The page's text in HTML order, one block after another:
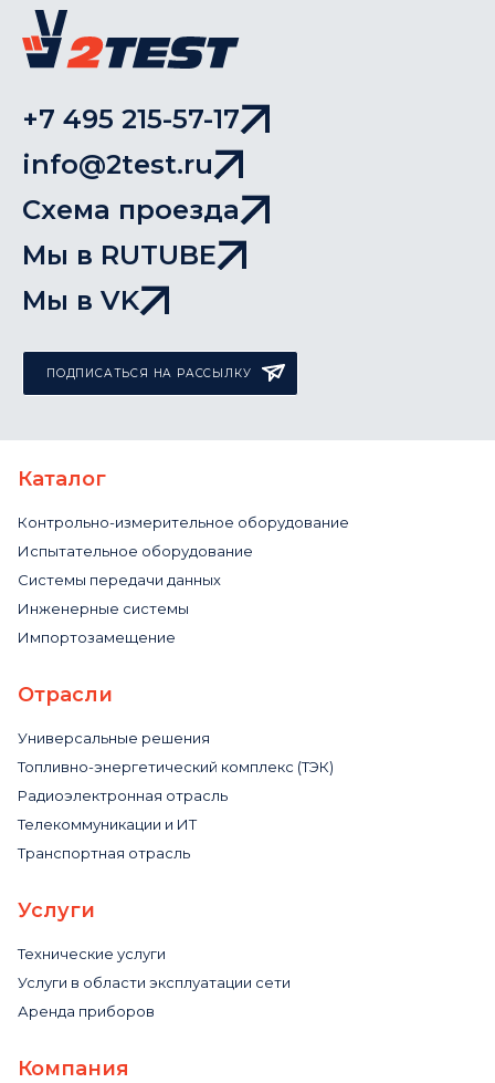
+7 495 215-57-17
info@2test.ru
Схема проезда
Мы в RUTUBE
Мы в VK
ПОДПИСАТЬСЯ НА РАССЫЛКУ
Каталог
Контрольно-измерительное оборудование
Испытательное оборудование
Системы передачи данных
Инженерные системы
Импортозамещение
Отрасли
Универсальные решения
Топливно-энергетический комплекс (ТЭК)
Радиоэлектронная отрасль
Телекоммуникации и ИТ
Транспортная отрасль
Услуги
Технические услуги
Услуги в области эксплуатации сети
Аренда приборов
Компания